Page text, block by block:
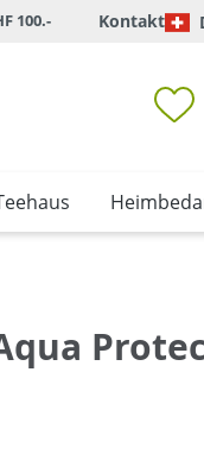
100.- Kontakt